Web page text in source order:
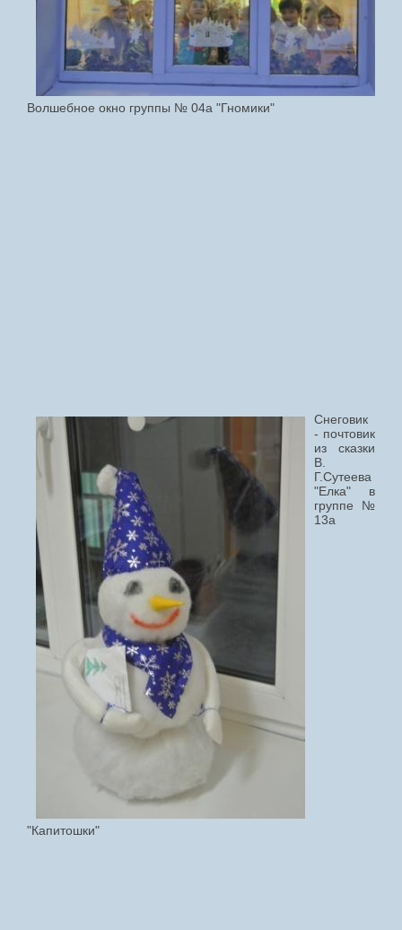
Волшебное окно группы № 04а "Гномики"
Снеговик
- почтовик
из сказки
В.
Г.Сутеева
"Елка" в
группе №
13а
"Капитошки"